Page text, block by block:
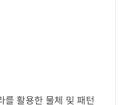
를 활용한 물체 및 패턴